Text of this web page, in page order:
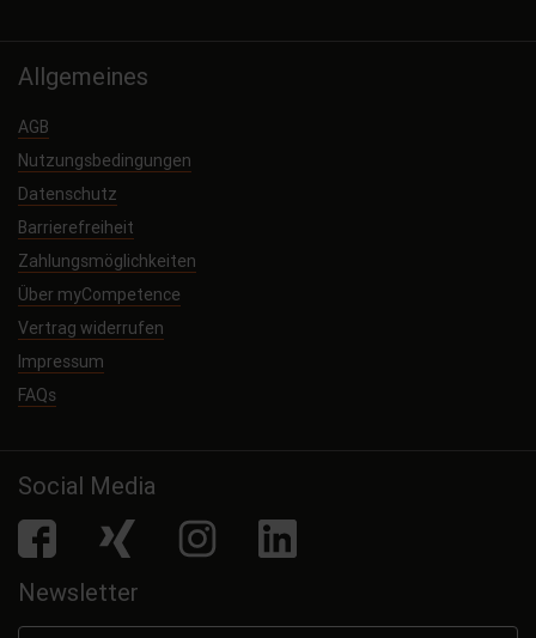
Allgemeines
AGB
Nutzungsbedingungen
Datenschutz
Barrierefreiheit
Zahlungsmöglichkeiten
Über myCompetence
Vertrag widerrufen
Impressum
FAQs
Social Media
facebook Xing Instagram LinkedIn
Newsletter